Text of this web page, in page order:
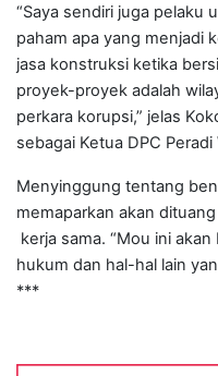
“Saya sendiri juga pelaku
paham apa yang menjadi
jasa konstruksi ketika
proyek-proyek adalah
perkara korupsi,” jelas
sebagai Ketua DPC
Menyinggung tentang
memaparkan akan
kerja sama. “Mou ini
hukum dan hal-hal lain
***